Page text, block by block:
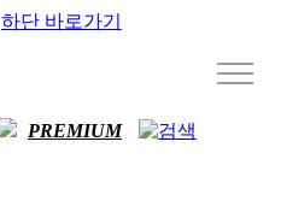
하단 바로가기
PREMIUM